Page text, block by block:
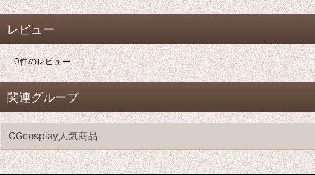
レビュー
0件のレビュー
関連グループ
CGcosplay人気商品